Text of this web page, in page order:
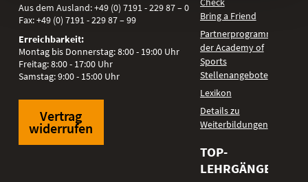
Aus dem Ausland:+49 (0) 7191 - 229 87 – 0
Fax:+49 (0) 7191 - 229 87 – 99
Erreichbarkeit:
Montag bis Donnerstag: 8:00 - 19:00 Uhr
Freitag: 8:00 - 17:00 Uhr
Samstag: 9:00 - 15:00 Uhr
Vertrag
widerrufen
Bring a Friend
Partnerprogramm
der Academy of
Sports
Stellenangebote
Lexikon
Details zu
Weiterbildungen
TOP-
LEHRGÄNGE